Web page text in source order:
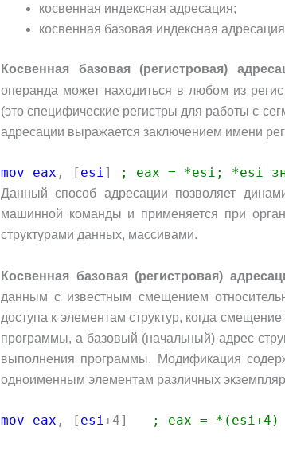
косвенная индексная адресация;
косвенная базовая индексная
Косвенная базовая (регистровая)
операнда может находиться в любом из
(это специфические регистры для работы с
адресации выражается заключением имени
mov eax , [ esi] ; eax = *esi; *esi
Данный способ адресации позволяет
машинной команды и применяется при
структурами данных, массивами.
Косвенная базовая (регистровая)
данным с известным смещением
доступа к элементам структур, когда
программы, а базовый (начальный) адрес
выполнения программы. Модификация
одноименным элементам различных
mov eax , [ esi+4] ; eax = *(esi+4)